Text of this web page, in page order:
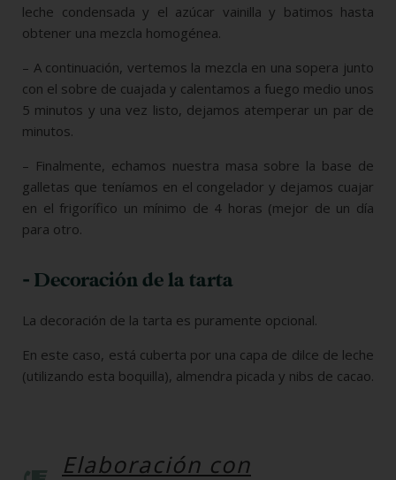
leche condensada y el azúcar vainilla y batimos hasta
obtener una mezcla homogénea.
– A continuación, vertemos la mezcla en una sopera junto
con el sobre de cuajada y calentamos a fuego medio unos
5 minutos y una vez listo, dejamos atemperar un par de
minutos.
– Finalmente, echamos nuestra masa sobre la base de
galletas que teníamos en el congelador y dejamos cuajar
en el frigorífico un mínimo de 4 horas (mejor de un día
para otro.
- Decoración de la tarta
La decoración de la tarta es puramente opcional.
En este caso, está cuberta por una capa de dilce de leche
(utilizando esta boquilla), almendra picada y nibs de cacao.
Elaboración con